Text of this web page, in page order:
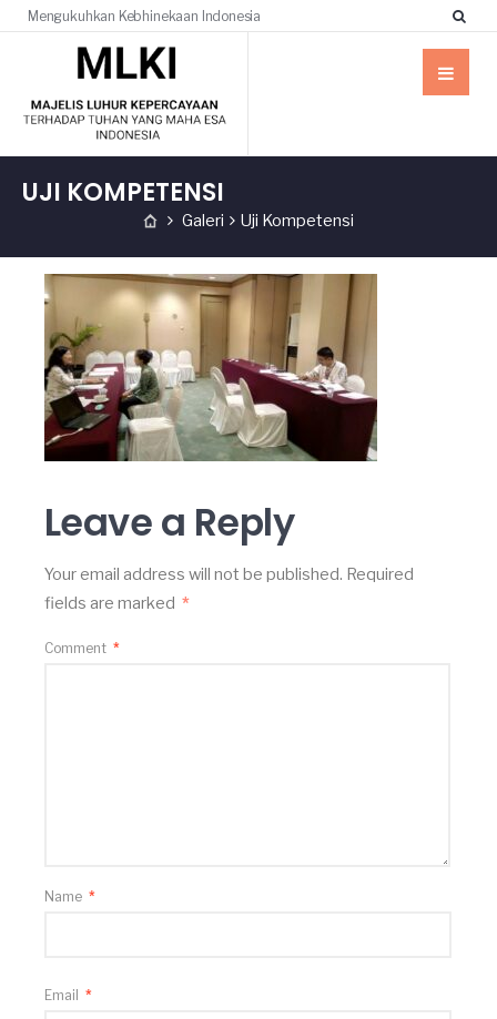
Mengukuhkan Kebhinekaan Indonesia
UJI KOMPETENSI
Galeri Uji Kompetensi
Leave a Reply
Your email address will not be published. Required
fields are marked *
Comment *
Name *
Email *